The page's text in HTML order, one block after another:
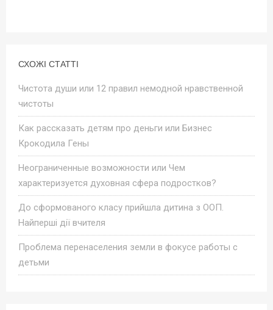
СХОЖІ СТАТТІ
Чистота души или 12 правил немодной нравственной
чистоты
Как рассказать детям про деньги или Бизнес
Крокодила Гены
Неограниченные возможности или Чем
характеризуется духовная сфера подростков?
До сформованого класу прийшла дитина з ООП.
Найперші дії вчителя
Проблема перенаселения земли в фокусе работы с
детьми